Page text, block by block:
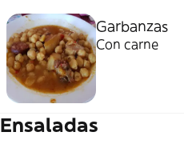
Garbanzas
Con carne
Ensaladas